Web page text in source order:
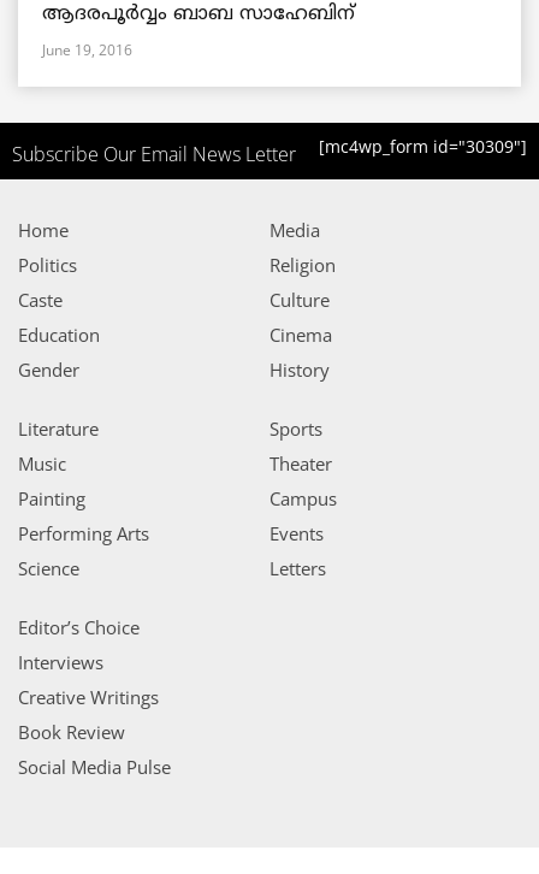
ആദരപൂര്‍വ്വം ബാബ സാഹേബിന്
June 19, 2016
Subscribe Our Email News Letter [mc4wp_form id="30309"]
Home
Politics
Caste
Education
Gender
Media
Religion
Culture
Cinema
History
Literature
Music
Painting
Performing Arts
Science
Sports
Theater
Campus
Events
Letters
Editor’s Choice
Interviews
Creative Writings
Book Review
Social Media Pulse